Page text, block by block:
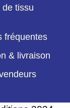
de tissu
fréquentes
& livraison